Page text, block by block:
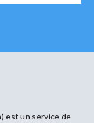
est un service de